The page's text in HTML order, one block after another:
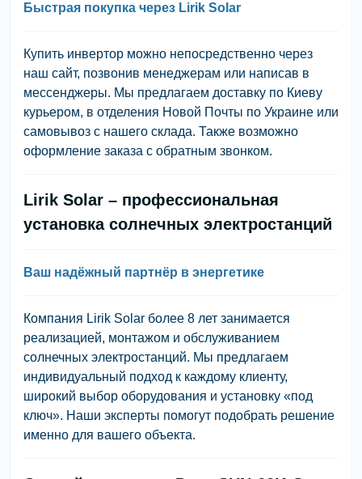
Быстрая покупка через Lirik Solar
Купить инвертор можно непосредственно через
наш сайт, позвонив менеджерам или написав в
мессенджеры. Мы предлагаем доставку по Киеву
курьером, в отделения Новой Почты по Украине или
самовывоз с нашего склада. Также возможно
оформление заказа с обратным звонком.
Lirik Solar – профессиональная
установка солнечных электростанций
Ваш надёжный партнёр в энергетике
Компания Lirik Solar более 8 лет занимается
реализацией, монтажом и обслуживанием
солнечных электростанций. Мы предлагаем
индивидуальный подход к каждому клиенту,
широкий выбор оборудования и установку «под
ключ». Наши эксперты помогут подобрать решение
именно для вашего объекта.